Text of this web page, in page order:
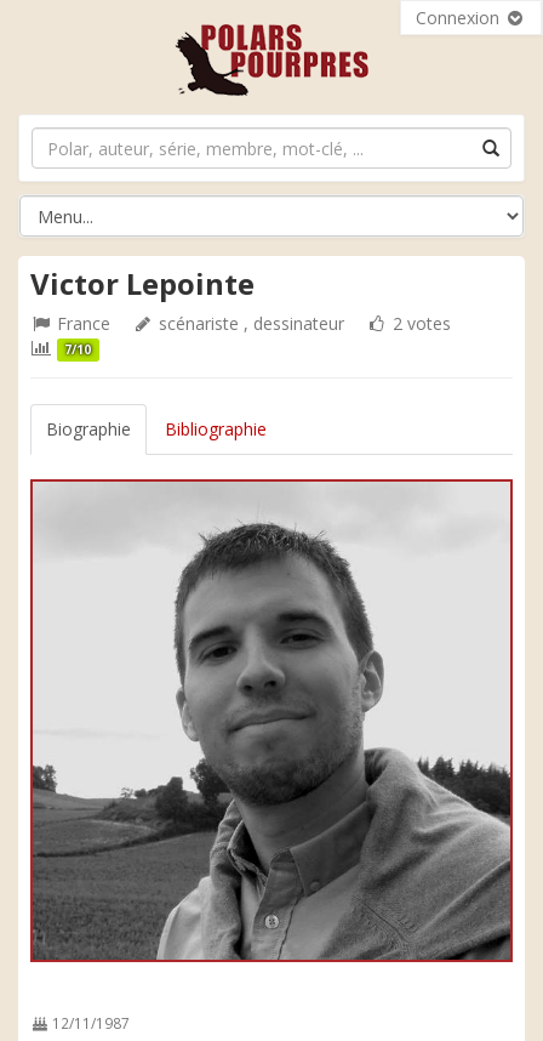
Connexion
Victor Lepointe
France scénariste , dessinateur 2 votes
7/10
Biographie Bibliographie
12/11/1987